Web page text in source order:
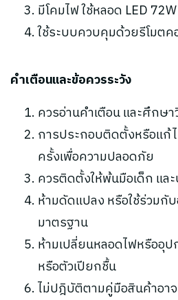
มีโคมไฟ ใช้หลอด LED
ใช้ระบบควบคุมด้วยรีโมตค
คำเตือนและข้อควรระวัง
ควรอ่านคำเตือน และศึกษา
การประกอบติดตั้งหรือแก้
ครั้งเพื่อความปลอดภัย
ควรติดตั้งให้พ้นมือเด็ก แล
ห้ามดัดแปลง หรือใช้ร่วม
มาตรฐาน
ห้ามเปลี่ยนหลอดไฟหรืออุ
หรือตัวเปียกชื้น
ไม่ปฎิบัติตามคู่มือสินค้าอา